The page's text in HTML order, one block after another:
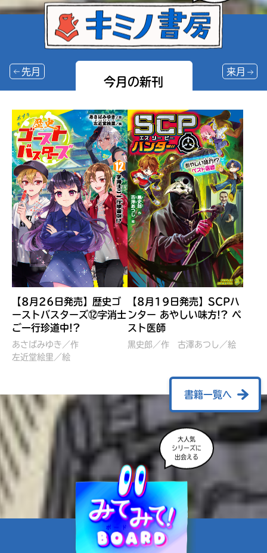
今月の新刊
先月 来月
ぼくたちのマインクラフト
冒険記 エンチャント剣
VS暴走モブ
営委員会／協力
レッツゴー！まいぜんシス
ターズ とつぜん、王様に
佐久間さのすけ／絵
【8月26日発売】歴史ゴ
ーストバスターズ⑫字消士
ご一行珍道中!?
あさばみゆき／作
左近堂絵里／絵
【8月19日発売】SCPハ
ンター あやしい味方!? ペ
スト医師
黒史郎／作 古澤あつし／絵
書籍一覧へ
大人気
シリーズに
出会える